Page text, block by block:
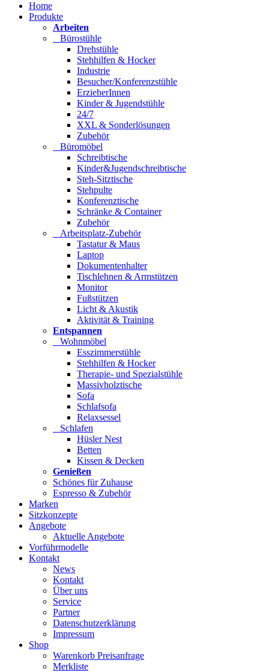
Home
Produkte
Arbeiten
Bürostühle
Drehstühle
Stehhilfen & Hocker
Industrie
Besucher/Konferenzstühle
ErzieherInnen
Kinder & Jugendstühle
24/7
XXL & Sonderlösungen
Zubehör
Büromöbel
Schreibtische
Kinder&Jugendschreibtische
Steh-Sitztische
Stehpulte
Konferenztische
Schränke & Container
Zubehör
Arbeitsplatz-Zubehör
Tastatur & Maus
Laptop
Dokumentenhalter
Tischlehnen & Armstützen
Monitor
Fußstützen
Licht & Akustik
Aktivität & Training
Entspannen
Wohnmöbel
Esszimmerstühle
Stehhilfen & Hocker
Therapie- und Spezialstühle
Massivholztische
Sofa
Schlafsofa
Relaxsessel
Schlafen
Hüsler Nest
Betten
Kissen & Decken
Genießen
Schönes für Zuhause
Espresso & Zubehör
Marken
Sitzkonzepte
Angebote
Aktuelle Angebote
Vorführmodelle
Kontakt
News
Kontakt
Über uns
Service
Partner
Datenschutzerklärung
Impressum
Shop
Warenkorb Preisanfrage
Merkliste